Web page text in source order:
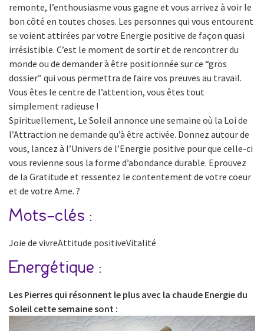
remonte, l’enthousiasme vous gagne et vous arrivez à voir le
bon côté en toutes choses. Les personnes qui vous entourent
se voient attirées par votre Energie positive de façon quasi
irrésistible. C’est le moment de sortir et de rencontrer du
monde ou de demander à être positionnée sur ce “gros
dossier” qui vous permettra de faire vos preuves au travail.
Vous êtes le centre de l’attention, vous êtes tout
simplement radieuse !
Spirituellement, Le Soleil annonce une semaine où la Loi de
l’Attraction ne demande qu’à être activée. Donnez autour de
vous, lancez à l’Univers de l’Energie positive pour que celle-ci
vous revienne sous la forme d’abondance durable. Eprouvez
de la Gratitude et ressentez le contentement de votre coeur
et de votre Ame. ?
Mots-clés :
Joie de vivreAttitude positiveVitalité
Energétique :
Les Pierres qui résonnent le plus avec la chaude Energie du
Soleil cette semaine sont :